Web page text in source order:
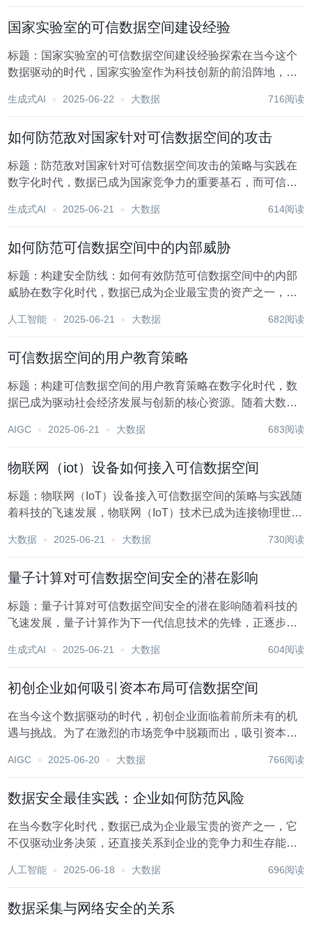
国家实验室的可信数据空间建设经验
标题：国家实验室的可信数据空间建设经验探索在当今这个
数据驱动的时代，国家实验室作为科技创新的前沿阵地，承
升科研效率，促进跨学科合作，确保科研成果的真实性与可
生成式AI 2025-06-22 大数据 716阅读
如何防范敌对国家针对可信数据空间的攻击
标题：防范敌对国家针对可信数据空间攻击的策略与实践在
数字化时代，数据已成为国家竞争力的重要基石，而可信数
接关系到国家安全、社会稳定及经济发展。面对敌对国家的
生成式AI 2025-06-21 大数据 614阅读
如何防范可信数据空间中的内部威胁
标题：构建安全防线：如何有效防范可信数据空间中的内部
威胁在数字化时代，数据已成为企业最宝贵的资产之一，而
全性直接关系到企业的业务连续性和声誉。然而，随着企业
人工智能 2025-06-21 大数据 682阅读
可信数据空间的用户教育策略
标题：构建可信数据空间的用户教育策略在数字化时代，数
据已成为驱动社会经济发展与创新的核心资源。随着大数
（Trusted Data Spaces, TDS）作为促进数据共享、保护数
AIGC 2025-06-21 大数据 683阅读
物联网（iot）设备如何接入可信数据空间
标题：物联网（IoT）设备接入可信数据空间的策略与实践随
着科技的飞速发展，物联网（IoT）技术已成为连接物理世界
从而极大地提升了效率、降低了成本，并促进了创新。然
大数据 2025-06-21 大数据 730阅读
量子计算对可信数据空间安全的潜在影响
标题：量子计算对可信数据空间安全的潜在影响随着科技的
飞速发展，量子计算作为下一代信息技术的先锋，正逐步从
求解能力，预示着信息技术领域的深刻变革。在这一背景
生成式AI 2025-06-21 大数据 604阅读
初创企业如何吸引资本布局可信数据空间
在当今这个数据驱动的时代，初创企业面临着前所未有的机
遇与挑战。为了在激烈的市场竞争中脱颖而出，吸引资本布
数据空间不仅关乎数据的安全、隐私与合规性，更是企业信
AIGC 2025-06-20 大数据 766阅读
数据安全最佳实践：企业如何防范风险
在当今数字化时代，数据已成为企业最宝贵的资产之一，它
不仅驱动业务决策，还直接关系到企业的竞争力和生存能
风险也随之加剧。数据泄露、网络攻击、内部误操作等事件
人工智能 2025-06-18 大数据 696阅读
数据采集与网络安全的关系